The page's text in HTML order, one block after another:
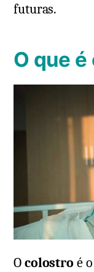
futuras.
O que
Ocolostro é